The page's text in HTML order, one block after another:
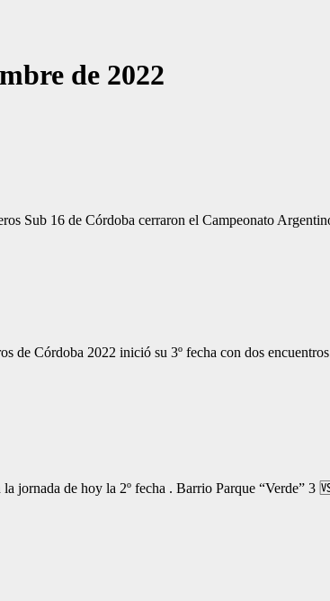
de 2022
Sub 16 de Córdoba cerraron el Campeonato
de Córdoba 2022 inició su 3º fecha con dos
jornada de hoy la 2º fecha . Barrio Parque “Verde”